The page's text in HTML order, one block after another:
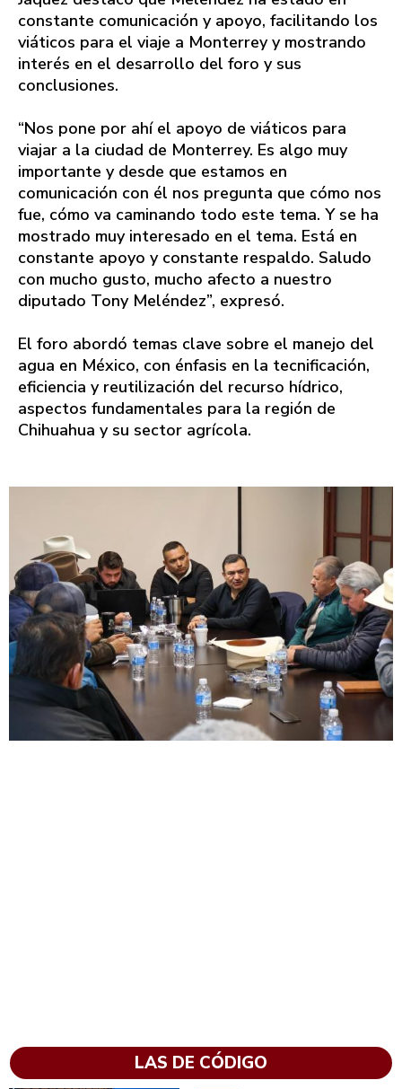
constante comunicación y apoyo, facilitando los
viáticos para el viaje a Monterrey y mostrando
interés en el desarrollo del foro y sus
conclusiones.
“Nos pone por ahí el apoyo de viáticos para
viajar a la ciudad de Monterrey. Es algo muy
importante y desde que estamos en
comunicación con él nos pregunta que cómo nos
fue, cómo va caminando todo este tema. Y se ha
mostrado muy interesado en el tema. Está en
constante apoyo y constante respaldo. Saludo
con mucho gusto, mucho afecto a nuestro
diputado Tony Meléndez”, expresó.
El foro abordó temas clave sobre el manejo del
agua en México, con énfasis en la tecnificación,
eficiencia y reutilización del recurso hídrico,
aspectos fundamentales para la región de
Chihuahua y su sector agrícola.
LAS DE CÓDIGO